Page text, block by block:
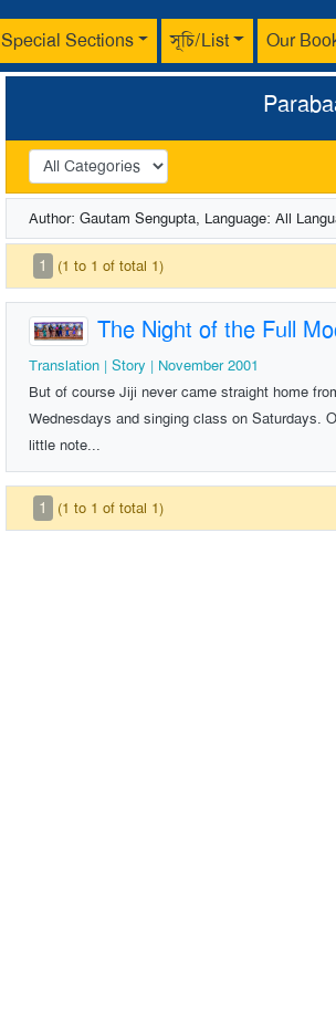
Special Sections সূচি/List Our
Author: Gautam Sengupta, Language: All
1 (1 to 1 of total 1)
The Night of the Full
Translation | Story | November 2001
But of course Jiji never came straight home
Wednesdays and singing class on Saturdays.
little note...
1 (1 to 1 of total 1)